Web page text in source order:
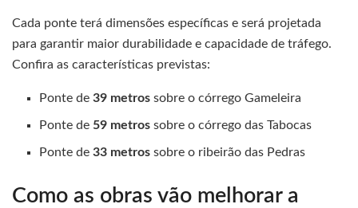
Cada ponte terá dimensões específicas e será projetada
para garantir maior durabilidade e capacidade de tráfego.
Confira as características previstas:
Ponte de39 metros sobre o córrego Gameleira
Ponte de 59 metros sobre o córrego das Tabocas
Ponte de33 metros sobre o ribeirão das Pedras
Como as obras vão melhorar a